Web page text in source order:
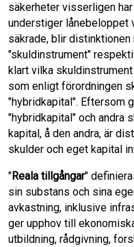
säkerheter visserligen
understiger lånebeloppet
säkrade, blir
"skuldinstrument"
klart vilka
som enligt förordningen
"hybridkapital". Eftersom
"hybridkapital" och andra
kapital, å den andra, är
skulder och eget kapital
"Reala tillgångar"
sin substans och sina
avkastning, inklusive
ger upphov till
utbildning, rådgivning,